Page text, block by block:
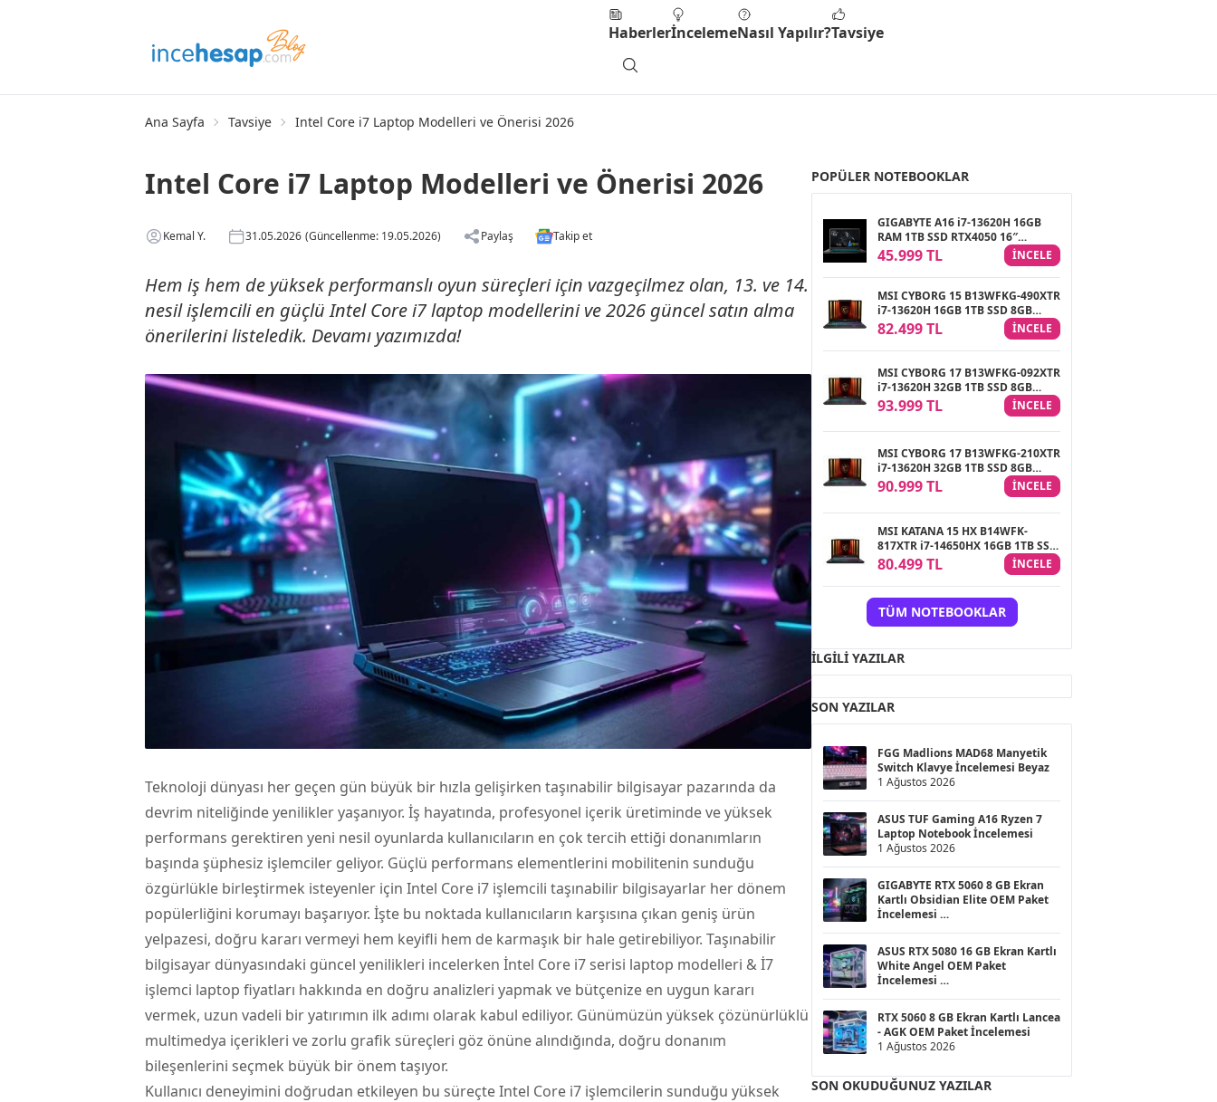
HaberlerİncelemeNasıl Yapılır?Tavsiye
Ana Sayfa Tavsiye Intel Core i7 Laptop Modelleri ve Önerisi 2026
Intel Core i7 Laptop Modelleri ve Önerisi 2026
Kemal Y. 31.05.2026 (Güncellenme: 19.05.2026) Paylaş Takip et
Hem iş hem de yüksek performanslı oyun süreçleri için vazgeçilmez olan, 13. ve 14.
nesil işlemcili en güçlü Intel Core i7 laptop modellerini ve 2026 güncel satın alma
önerilerini listeledik. Devamı yazımızda!
Teknoloji dünyası her geçen gün büyük bir hızla gelişirken taşınabilir bilgisayar pazarında da
devrim niteliğinde yenilikler yaşanıyor. İş hayatında, profesyonel içerik üretiminde ve yüksek
performans gerektiren yeni nesil oyunlarda kullanıcıların en çok tercih ettiği donanımların
başında şüphesiz işlemciler geliyor. Güçlü performans elementlerini mobilitenin sunduğu
özgürlükle birleştirmek isteyenler için Intel Core i7 işlemcili taşınabilir bilgisayarlar her dönem
popülerliğini korumayı başarıyor. İşte bu noktada kullanıcıların karşısına çıkan geniş ürün
yelpazesi, doğru kararı vermeyi hem keyifli hem de karmaşık bir hale getirebiliyor. Taşınabilir
bilgisayar dünyasındaki güncel yenilikleri incelerken İntel Core i7 serisi laptop modelleri & İ7
işlemci laptop fiyatları hakkında en doğru analizleri yapmak ve bütçenize en uygun kararı
vermek, uzun vadeli bir yatırımın ilk adımı olarak kabul ediliyor. Günümüzün yüksek çözünürlüklü
multimedya içerikleri ve zorlu grafik süreçleri göz önüne alındığında, doğru donanım
bileşenlerini seçmek büyük bir önem taşıyor.
Kullanıcı deneyimini doğrudan etkileyen bu süreçte Intel Core i7 işlemcilerin sunduğu yüksek
POPÜLER NOTEBOOKLAR
GIGABYTE A16 i7-13620H 16GB
RAM 1TB SSD RTX4050 16″
FreeDOS Gaming Notebook
45.999 TL INCELE
MSI CYBORG 15 B13WFKG-490XTR
i7-13620H 16GB 1TB SSD 8GB
RTX5060 8GB 15.6″ FHD 144Hz
FreeDOS Gaming Notebook
82.499 TL INCELE
MSI CYBORG 17 B13WFKG-092XTR
i7-13620H 32GB 1TB SSD 8GB
RTX5060 8GB 17.3″ FHD 144Hz
FreeDOS Gaming Notebook
93.999 TL INCELE
MSI CYBORG 17 B13WFKG-210XTR
i7-13620H 32GB 1TB SSD 8GB
RTX5060 8GB 17.3″ FHD 144Hz
FreeDOS Gaming Notebook
90.999 TL INCELE
MSI KATANA 15 HX B14WFK-
817XTR i7-14650HX 16GB 1TB SSD
8GB RTX5060 8GB 15.6″ FHD
144Hz FreeDOS Gaming
Notebook
80.499 TL INCELE
TÜM NOTEBOOKLAR
İLGILI YAZILAR
SON YAZILAR
FGG Madlions MAD68 Manyetik
Switch Klavye İncelemesi Beyaz
1 Ağustos 2026
ASUS TUF Gaming A16 Ryzen 7
Laptop Notebook İncelemesi
1 Ağustos 2026
GIGABYTE RTX 5060 8 GB Ekran
Kartlı Obsidian Elite OEM Paket
İncelemesi
ASUS RTX 5080 16 GB Ekran Kartlı
White Angel OEM Paket
İncelemesi
RTX 5060 8 GB Ekran Kartlı Lancea
- AGK OEM Paket İncelemesi
1 Ağustos 2026
SON OKUDUĞUNUZ YAZILAR